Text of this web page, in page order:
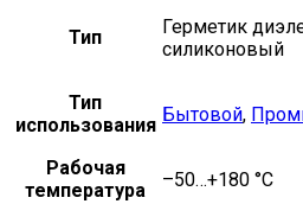
Тип
Герметик
силиконовый
Тип
использования Бытовой,
Рабочая
температура
–50…+180 °C